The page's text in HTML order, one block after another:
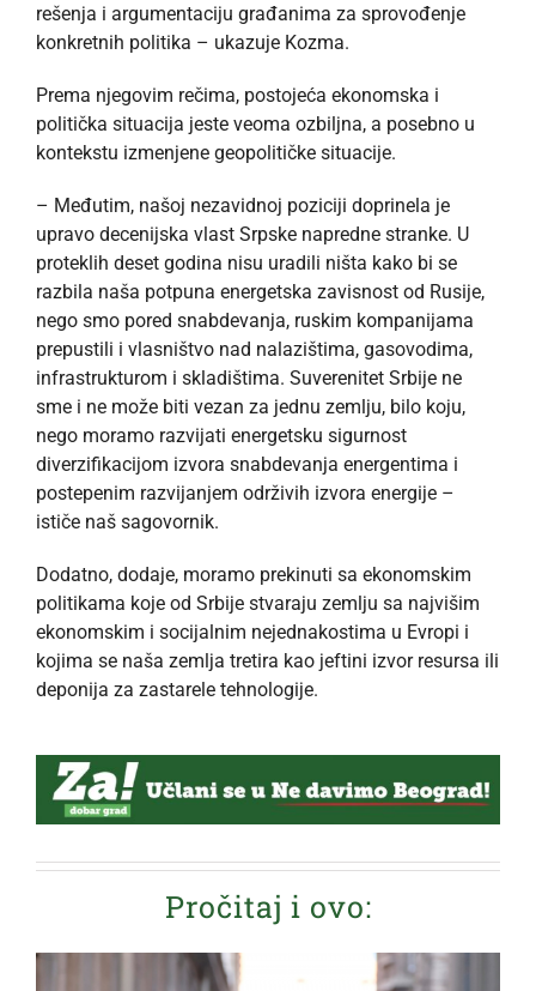
rešenja i argumentaciju građanima za sprovođenje
konkretnih politika – ukazuje Kozma.
Prema njegovim rečima, postojeća ekonomska i
politička situacija jeste veoma ozbiljna, a posebno u
kontekstu izmenjene geopolitičke situacije.
– Međutim, našoj nezavidnoj poziciji doprinela je
upravo decenijska vlast Srpske napredne stranke. U
proteklih deset godina nisu uradili ništa kako bi se
razbila naša potpuna energetska zavisnost od Rusije,
nego smo pored snabdevanja, ruskim kompanijama
prepustili i vlasništvo nad nalazištima, gasovodima,
infrastrukturom i skladištima. Suverenitet Srbije ne
sme i ne može biti vezan za jednu zemlju, bilo koju,
nego moramo razvijati energetsku sigurnost
diverzifikacijom izvora snabdevanja energentima i
postepenim razvijanjem održivih izvora energije –
ističe naš sagovornik.
Dodatno, dodaje, moramo prekinuti sa ekonomskim
politikama koje od Srbije stvaraju zemlju sa najvišim
ekonomskim i socijalnim nejednakostima u Evropi i
kojima se naša zemlja tretira kao jeftini izvor resursa ili
deponija za zastarele tehnologije.
Pročitaj i ovo: